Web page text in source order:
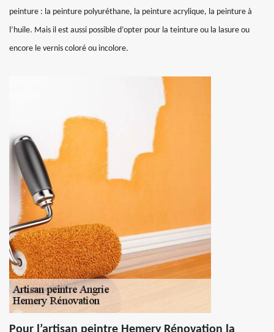
peinture : la peinture polyuréthane, la peinture acrylique, la peinture à
l’huile. Mais il est aussi possible d’opter pour la teinture ou la lasure ou
encore le vernis coloré ou incolore.
Pour l’artisan peintre Hemery Rénovation la